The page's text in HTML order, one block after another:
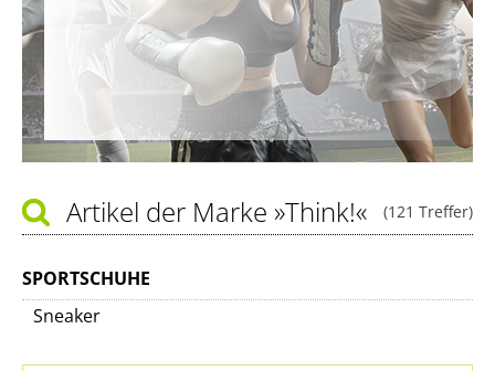
(121 Treffer)
Artikel der Marke »Think!«
SPORTSCHUHE
Sneaker